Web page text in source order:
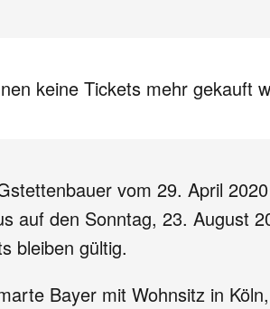
keine Tickets mehr gekauft
vom 29. April
auf den Sonntag, 23. August
bleiben gültig.
Bayer mit Wohnsitz in